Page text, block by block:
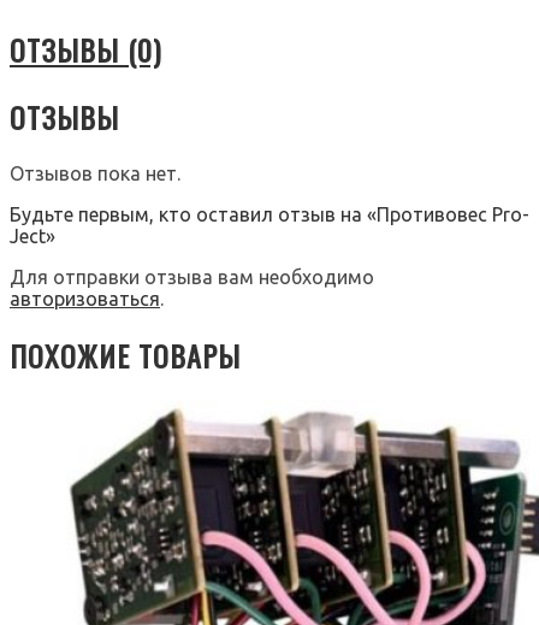
ОТЗЫВЫ (0)
ОТЗЫВЫ
Отзывов пока нет.
Будьте первым, кто оставил отзыв на «Противовес Pro-
Ject»
Для отправки отзыва вам необходимо
авторизоваться.
ПОХОЖИЕ ТОВАРЫ